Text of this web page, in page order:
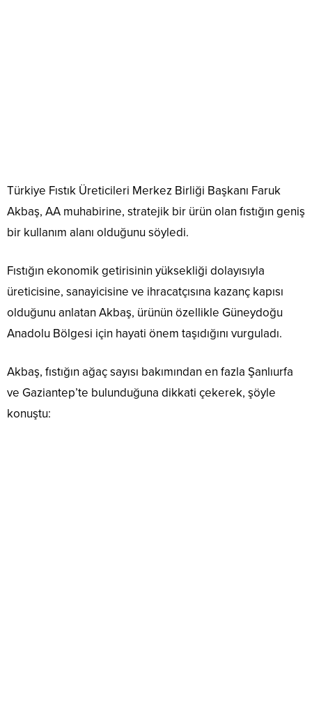
Türkiye Fıstık Üreticileri Merkez Birliği Başkanı Faruk
Akbaş, AA muhabirine, stratejik bir ürün olan fıstığın geniş
bir kullanım alanı olduğunu söyledi.
Fıstığın ekonomik getirisinin yüksekliği dolayısıyla
üreticisine, sanayicisine ve ihracatçısına kazanç kapısı
olduğunu anlatan Akbaş, ürünün özellikle Güneydoğu
Anadolu Bölgesi için hayati önem taşıdığını vurguladı.
Akbaş, fıstığın ağaç sayısı bakımından en fazla Şanlıurfa
ve Gaziantep’te bulunduğuna dikkati çekerek, şöyle
konuştu: